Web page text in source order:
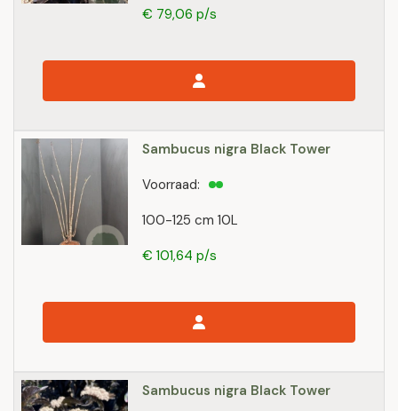
€ 79,06 p/s
Sambucus nigra Black Tower
100-125 cm 10L
Voorraad:
€ 101,64 p/s
Sambucus nigra Black Tower